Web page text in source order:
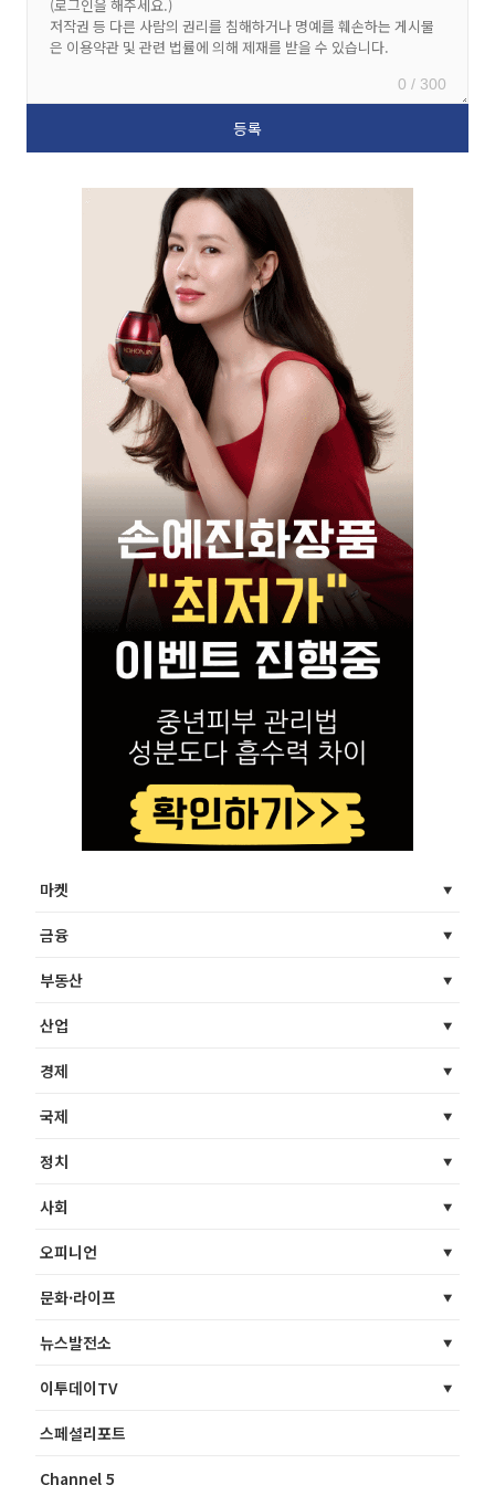
0 / 300
마켓
금융
부동산
산업
경제
국제
정치
사회
오피니언
문화·라이프
뉴스발전소
이투데이TV
스페셜리포트
Channel 5